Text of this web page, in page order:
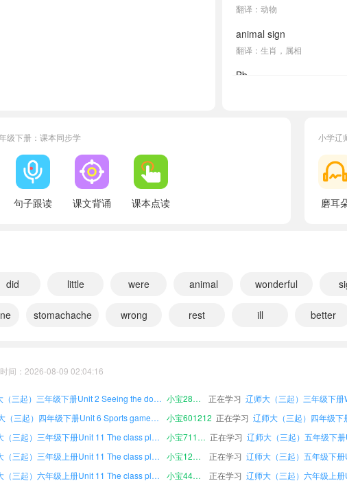
翻译：动物
animal sign
翻译：生肖，属相
Bb
champion
cooked dinner
翻译：（过去式）做饭
Dd
翻译：
级下册：课本同步学
句子跟读 课文背诵 课本点读
小学辽
磨耳
did little were animal wonderful
stomachache wrong rest ill better
间：2026-08-09 02:04:16
大（三起）四年级下册Review课文朗读 小宝739414
辽师大（三起）三年级下册Unit 2 Seeing the doctor课文朗读 小宝282578 正在学习
辽师大（三起）四年级下册Unit 6 Sports games课文朗读 小宝601212 正在学习 辽师大（三起）四年级
辽师大（三起）三年级下册Unit 11 The class play课文朗读 小宝711616 正在学习
辽师大（三起）三年级上册Unit 11 The class play课文朗读 小宝122192 正在学习
辽师大（三起）六年级上册Unit 11 The class play课文朗读 小宝447767 正在学习